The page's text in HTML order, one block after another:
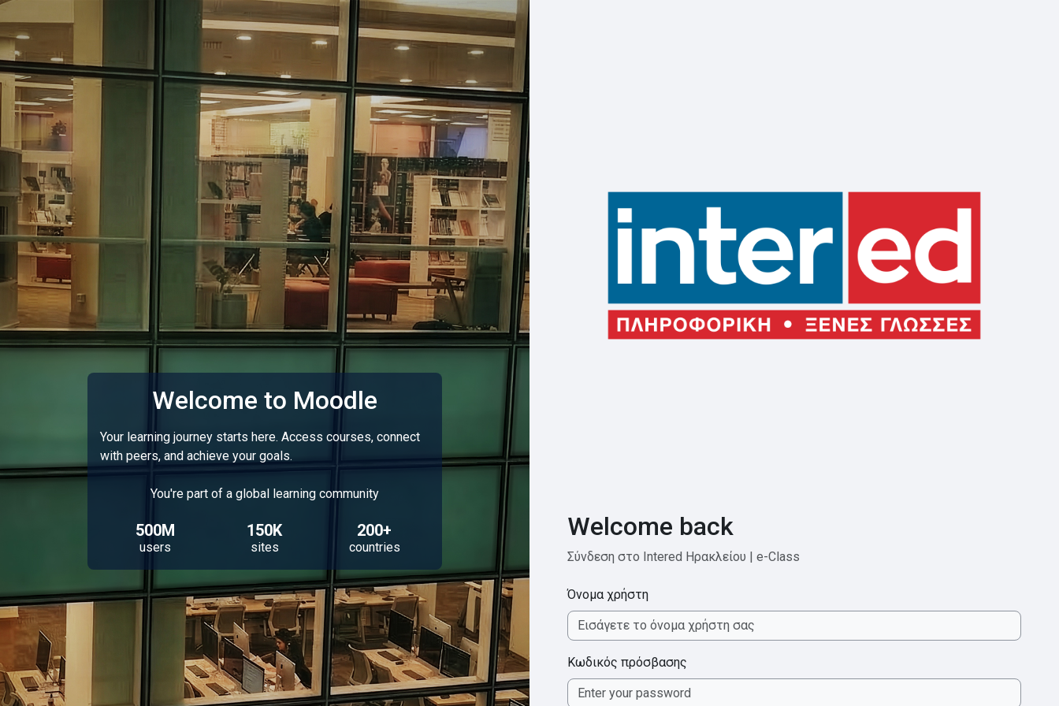
Μετάβαση στο κεντρικό περιεχόμενο
Welcome to Moodle
Your learning journey starts here. Access courses, connect
with peers, and achieve your goals.
You're part of a global learning community
500M
users
150K
sites
200+
countries
Welcome back
Σύνδεση στο Intered Ηρακλείου | e-Class
Όνομα χρήστη
Κωδικός πρόσβασης